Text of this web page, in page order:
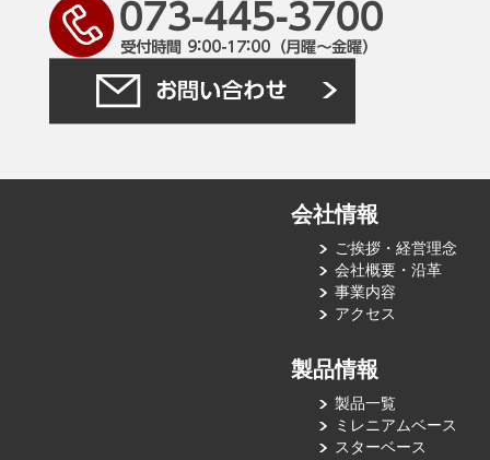
会社情報
ご挨拶・経営理念
会社概要・沿革
事業内容
アクセス
製品情報
製品一覧
ミレニアムベース
スターベース